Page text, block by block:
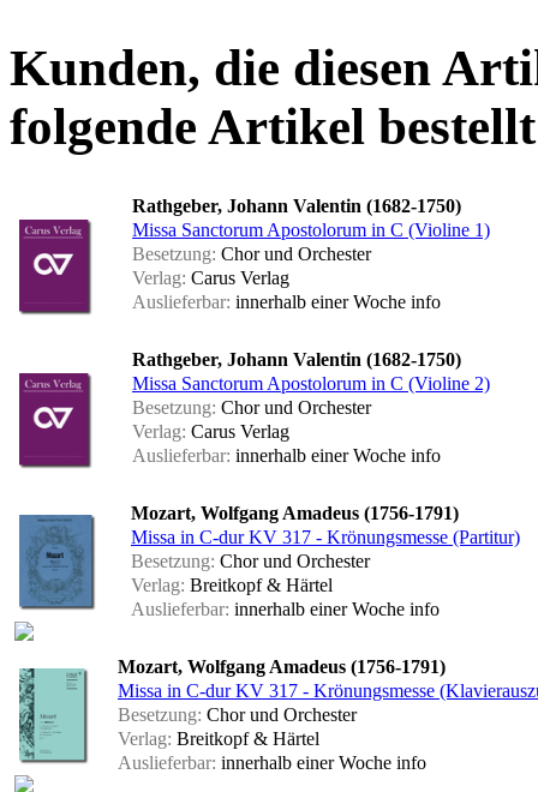
Kunden, die diesen
folgende Artikel
Rathgeber, Johann Valentin (1682-1750)
Missa Sanctorum Apostolorum in C (Violine 1)
Besetzung: Chor und Orchester
Verlag: Carus Verlag
Auslieferbar: innerhalb einer Woche info
Rathgeber, Johann Valentin (1682-1750)
Missa Sanctorum Apostolorum in C (Violine 2)
Besetzung: Chor und Orchester
Verlag: Carus Verlag
Auslieferbar: innerhalb einer Woche info
Mozart, Wolfgang Amadeus (1756-1791)
Missa in C-dur KV 317 - Krönungsmesse (Partitur)
Besetzung: Chor und Orchester
Verlag: Breitkopf & Härtel
Auslieferbar: innerhalb einer Woche info
Mozart, Wolfgang Amadeus (1756-1791)
Missa in C-dur KV 317 - Krönungsmesse
Besetzung: Chor und Orchester
Verlag: Breitkopf & Härtel
Auslieferbar: innerhalb einer Woche info